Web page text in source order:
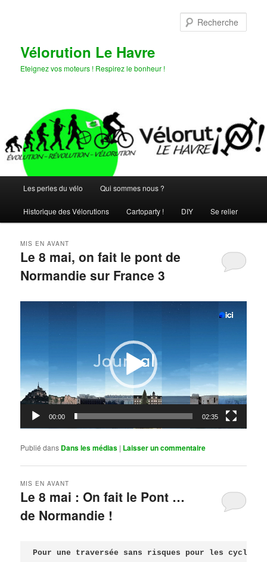
Vélorution Le Havre
Eteignez vos moteurs ! Respirez le bonheur !
principal
Les perles du vélo Qui sommes nous ?
Historique des Vélorutions Cartoparty ! DIY Se relier
Le 8 mai, on fait le pont de
Normandie sur France 3
MIS EN AVANT
00:00 02:35
Publié dans Dans les médias | Laisser un commentaire
Le 8 mai : On fait le Pont …
de Normandie !
MIS EN AVANT
Pour une traversée sans risques pour les